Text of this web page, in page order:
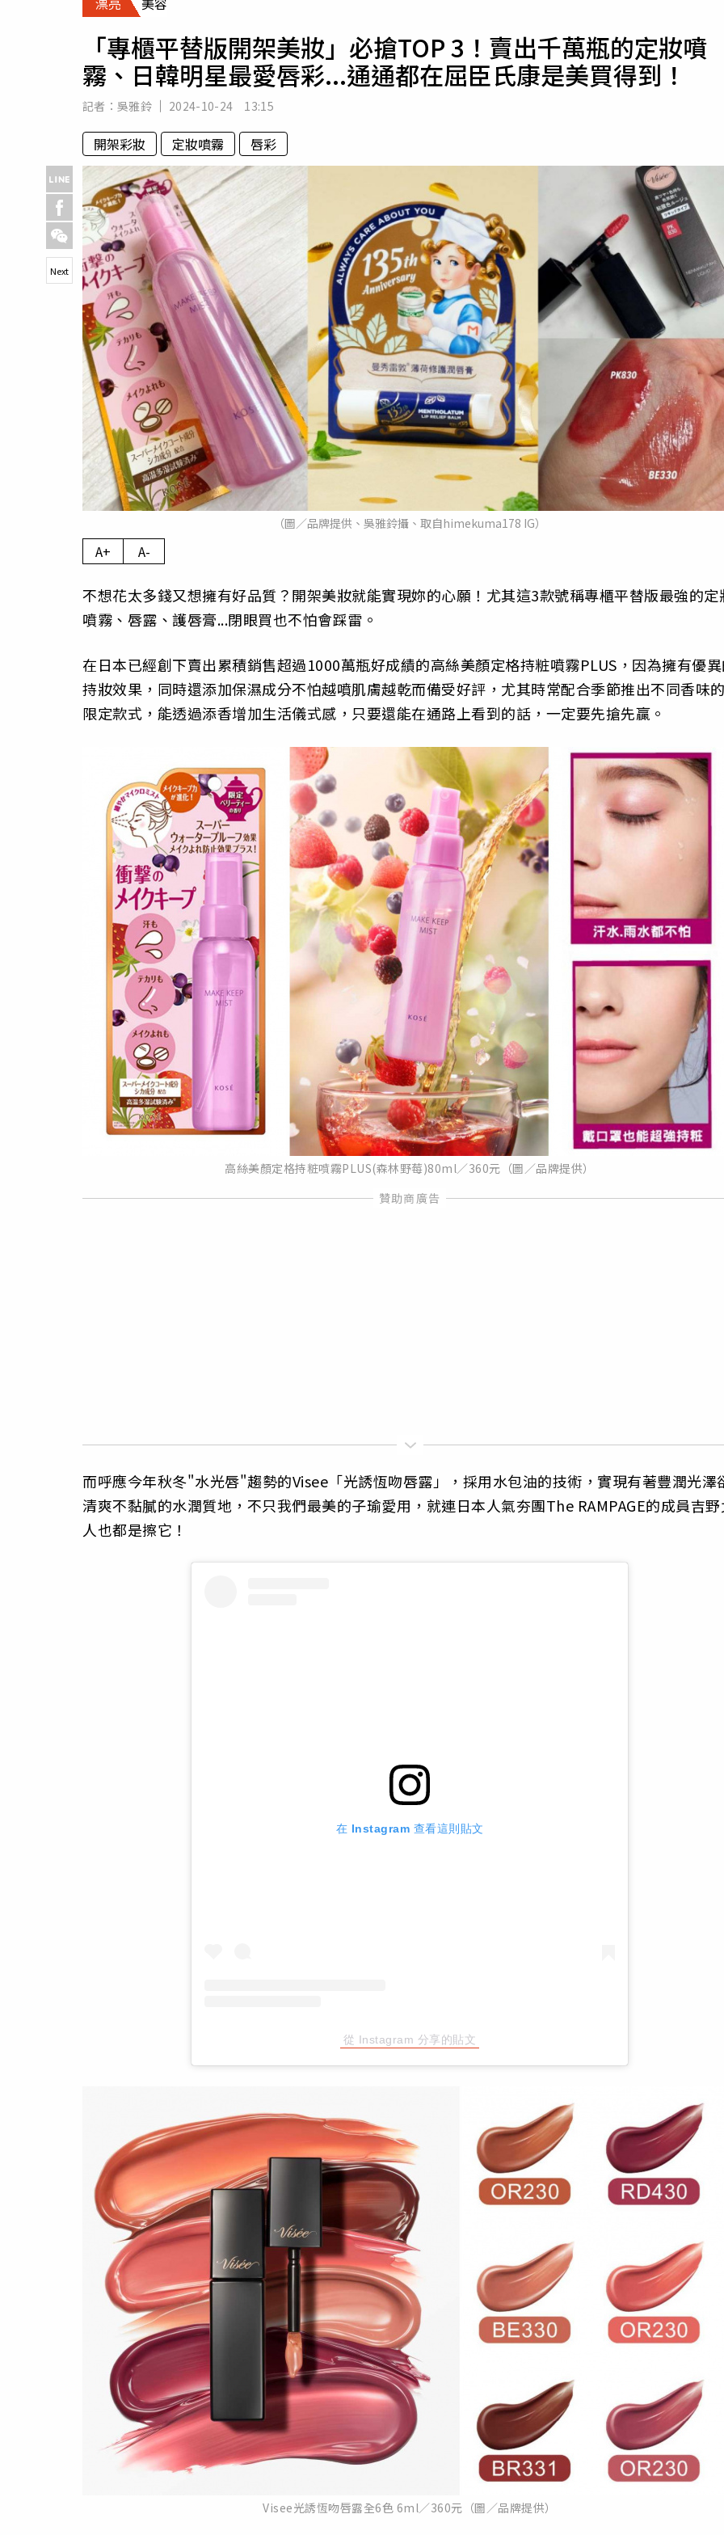
專欄
房產新勢力
運勢
運動
「專櫃平替版開架美妝」必搶TOP 3！賣出千萬瓶的定妝噴
霧、日韓明星最愛唇彩...通通都在屈臣氏康是美買得到！
記者： 吳雅鈴 2024-10-24 13:15
開架彩妝 定妝噴霧 唇彩
（圖／品牌提供、吳雅鈴攝、取自himekuma178 IG）
Next
A+ A-
不想花太多錢又想擁有好品質？開架美妝就能實現妳的心願！尤其這3款號稱專櫃平替版最強的定
噴霧、唇露、護唇膏...閉眼買也不怕會踩雷。
在日本已經創下賣出累積銷售超過1000萬瓶好成績的高絲美顏定格持粧噴霧PLUS，因為擁有優
持妝效果，同時還添加保濕成分不怕越噴肌膚越乾而備受好評，尤其時常配合季節推出不同香味
限定款式，能透過添香增加生活儀式感，只要還能在通路上看到的話，一定要先搶先贏。
高絲美顏定格持粧噴霧PLUS(森林野莓)80ml／360元（圖／品牌提供）
而呼應今年秋冬"水光唇"趨勢的Visee「光誘恆吻唇露」，採用水包油的技術，實現有著豐潤光澤
清爽不黏膩的水潤質地，不只我們最美的子瑜愛用，就連日本人氣夯團The RAMPAGE的成員吉
人也都是擦它！
在 Instagram 查看這則貼文
從 Instagram 分享的貼文
Visee光誘恆吻唇露全6色 6ml／360元（圖／品牌提供）